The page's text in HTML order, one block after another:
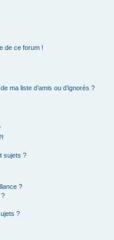
de ce forum !
ma liste d’amis ou d’ignorés ?
sujets ?
?
?
?